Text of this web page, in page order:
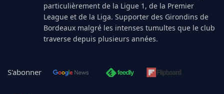
particulièrement de la Ligue 1, de la Premier
League et de la Liga. Supporter des Girondins de
Bordeaux malgré les intenses tumultes que le club
traverse depuis plusieurs années.
S'abonner